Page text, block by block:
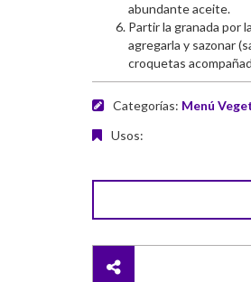
abundante aceite.
Partir la granada por
agregarla y sazonar
croquetas
Categorías: Menú
Usos: